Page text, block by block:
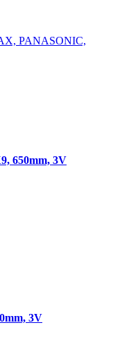
PANASONIC,
650mm, 3V
3V